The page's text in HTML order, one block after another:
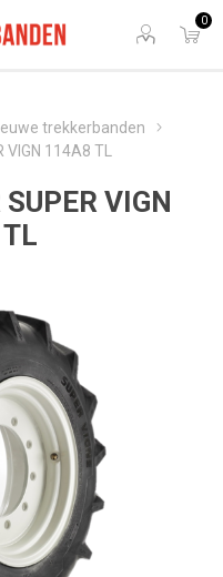
0
trekkerbanden
VIGN 114A8 TL
VIGN